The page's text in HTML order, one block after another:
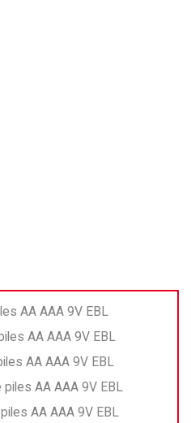
AA AAA 9V EBL
AA AAA 9V EBL
AA AAA 9V EBL
AA AAA 9V EBL
AA AAA 9V EBL